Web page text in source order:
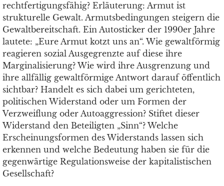
rechtfertigungsfähig? Erläuterung: Armut ist
strukturelle Gewalt. Armutsbedingungen steigern die
Gewaltbereitschaft. Ein Autosticker der 1990er Jahre
lautete: „Eure Armut kotzt uns an“. Wie gewaltförmig
reagieren sozial Ausgegrenzte auf diese ihre
Marginalisierung? Wie wird ihre Ausgrenzung und
ihre allfällig gewaltförmige Antwort darauf öffentlich
sichtbar? Handelt es sich dabei um gerichteten,
politischen Widerstand oder um Formen der
Verzweiflung oder Autoaggression? Stiftet dieser
Widerstand den Beteiligten „Sinn“? Welche
Erscheinungsformen des Widerstands lassen sich
erkennen und welche Bedeutung haben sie für die
gegenwärtige Regulationsweise der kapitalistischen
Gesellschaft?